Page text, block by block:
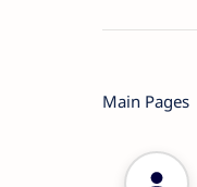
Main Pages